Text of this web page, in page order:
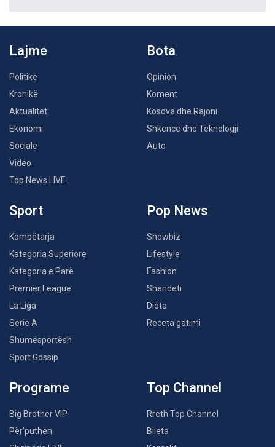
Lajme
Politikë
Kronikë
Aktualitet
Ekonomi
Sociale
Video
Top News LIVE
Bota
Opinion
Koment
Kosova dhe Rajoni
Shkencë dhe Teknologji
Auto
Sport
Kombëtarja
Kategoria Superiore
Kategoria e Parë
Premier League
La Liga
Serie A
Shumësportësh
Sport Gossip
Pop News
Showbiz
Lifestyle
Fashion
Shëndeti
Dieta
Receta gatimi
Programe
Big Brother VIP
Për’puthen
Top Channel
Rreth Top Channel
Bileta